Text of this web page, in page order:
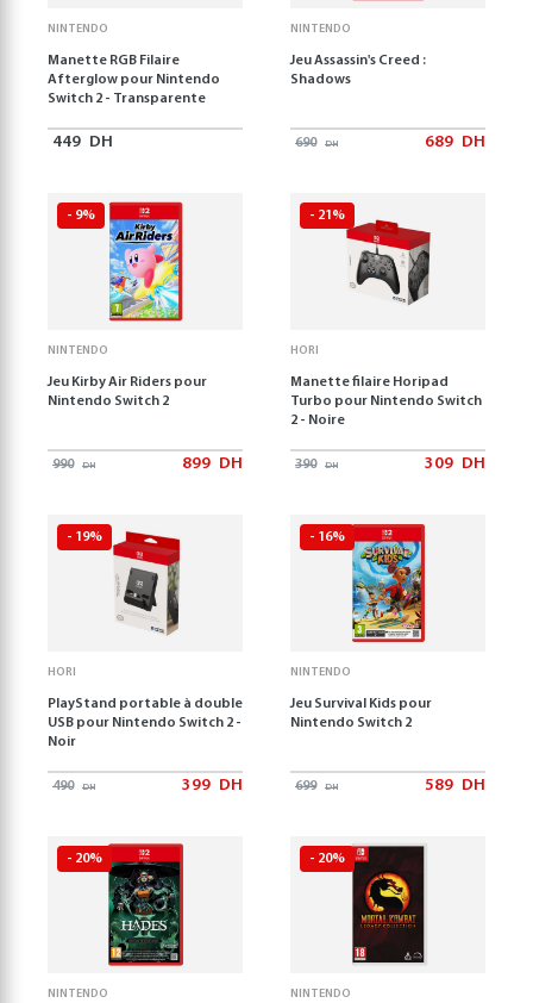
NINTENDO
Manette RGB Filaire
Afterglow pour Nintendo
Switch 2 - Transparente
449 DH
NINTENDO
Jeu Assassin's Creed :
Shadows
690 DH 689 DH
- 9%
NINTENDO
Jeu Kirby Air Riders pour
Nintendo Switch 2
990 DH 899 DH
- 21%
HORI
Manette filaire Horipad
Turbo pour Nintendo Switch
2 - Noire
390 DH 309 DH
- 19%
HORI
PlayStand portable à double
USB pour Nintendo Switch 2 -
Noir
490 DH 399 DH
- 16%
NINTENDO
Jeu Survival Kids pour
Nintendo Switch 2
699 DH 589 DH
- 20%
NINTENDO
- 20%
NINTENDO